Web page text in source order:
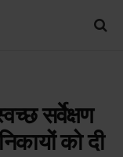
सर्वेक्षण
को दी